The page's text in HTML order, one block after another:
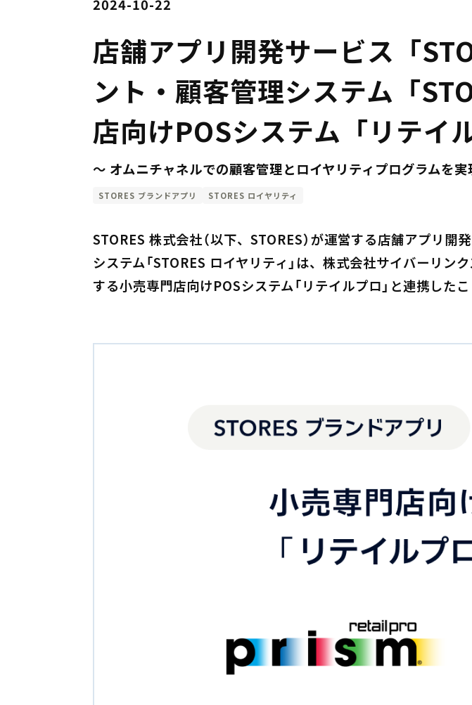
2024-10-22
店舗アプリ開発サービス「
ント・顧客管理システム「
店向けPOSシステム「リテイ
〜 オムニチャネルでの顧客管理とロイヤリティプログラムを実
STORES ブランドアプリ STORES ロイヤリティ
STORES 株式会社（以下、STORES）が運営する店舗アプリ開
システム「STORES ロイヤリティ」は、株式会社サイバーリン
する小売専門店向けPOSシステム「リテイルプロ」と連携したこ